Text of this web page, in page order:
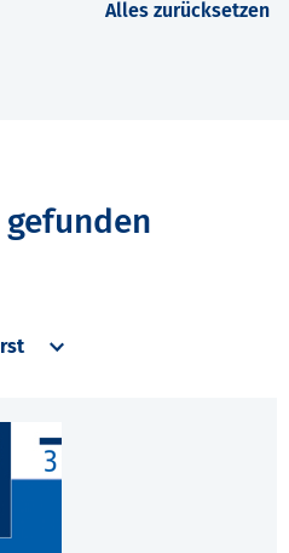
Alles zurücksetzen